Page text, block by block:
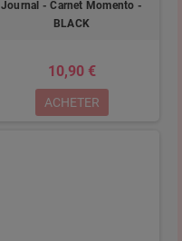
Journal - Carnet Momento -
BLACK
10,90 €
ACHETER